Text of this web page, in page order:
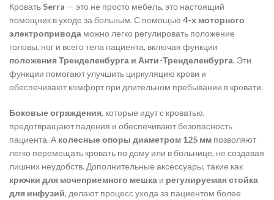
Кровать Serra — это не просто мебель, это настоящий
помощник в уходе за больным. С помощью 4-х моторного
электропривода можно легко регулировать положение
головы, ног и всего тела пациента, включая функции
положения Тренделенбурга и Анти-Тренделенбурга. Эти
функции помогают улучшить циркуляцию крови и
обеспечивают комфорт при длительном пребывании в кровати.
Боковые ограждения, которые идут с кроватью,
предотвращают падения и обеспечивают безопасность
пациента. А колесные опоры диаметром 125 мм позволяют
легко перемещать кровать по дому или в больнице, не создавая
лишних неудобств. Дополнительные аксессуары, такие как
крючки для мочеприемного мешка и регулируемая стойка
для инфузий, делают процесс ухода за пациентом более